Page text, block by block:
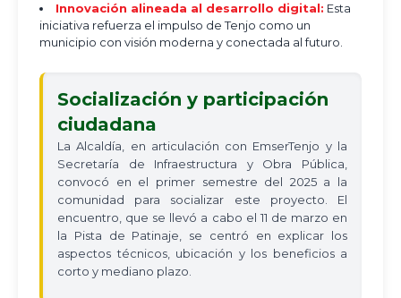
Innovación alineada al desarrollo digital: Esta
iniciativa refuerza el impulso de Tenjo como un
municipio con visión moderna y conectada al futuro.
Socialización y participación
ciudadana
La Alcaldía, en articulación con EmserTenjo y la
Secretaría de Infraestructura y Obra Pública,
convocó en el primer semestre del 2025 a la
comunidad para socializar este proyecto. El
encuentro, que se llevó a cabo el 11 de marzo en
la Pista de Patinaje, se centró en explicar los
aspectos técnicos, ubicación y los beneficios a
corto y mediano plazo.